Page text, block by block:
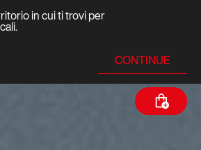
in cui ti trovi per
CONTINUE